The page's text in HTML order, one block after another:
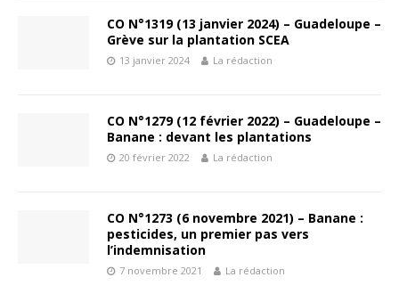
CO N°1319 (13 janvier 2024) – Guadeloupe –
Grève sur la plantation SCEA
13 janvier 2024 La rédaction
CO N°1279 (12 février 2022) – Guadeloupe –
Banane : devant les plantations
20 février 2022 La rédaction
CO N°1273 (6 novembre 2021) – Banane :
pesticides, un premier pas vers
l’indemnisation
7 novembre 2021 La rédaction